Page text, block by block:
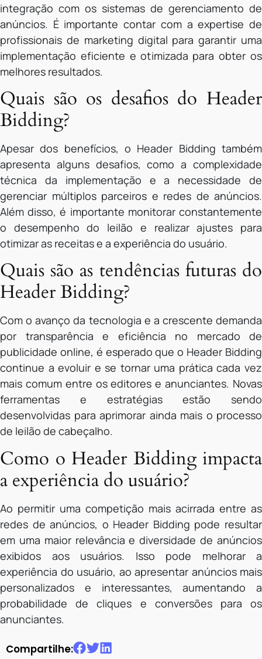
integração com os sistemas de gerenciamento de
anúncios. É importante contar com a expertise de
profissionais de marketing digital para garantir uma
implementação eficiente e otimizada para obter os
melhores resultados.
Quais são os desafios do Header
Bidding?
Apesar dos benefícios, o Header Bidding também
apresenta alguns desafios, como a complexidade
técnica da implementação e a necessidade de
gerenciar múltiplos parceiros e redes de anúncios.
Além disso, é importante monitorar constantemente
o desempenho do leilão e realizar ajustes para
otimizar as receitas e a experiência do usuário.
Quais são as tendências futuras do
Header Bidding?
Com o avanço da tecnologia e a crescente demanda
por transparência e eficiência no mercado de
publicidade online, é esperado que o Header Bidding
continue a evoluir e se tornar uma prática cada vez
mais comum entre os editores e anunciantes. Novas
ferramentas e estratégias estão sendo
desenvolvidas para aprimorar ainda mais o processo
de leilão de cabeçalho.
Como o Header Bidding impacta
a experiência do usuário?
Ao permitir uma competição mais acirrada entre as
redes de anúncios, o Header Bidding pode resultar
em uma maior relevância e diversidade de anúncios
exibidos aos usuários. Isso pode melhorar a
experiência do usuário, ao apresentar anúncios mais
personalizados e interessantes, aumentando a
probabilidade de cliques e conversões para os
anunciantes.
Compartilhe: